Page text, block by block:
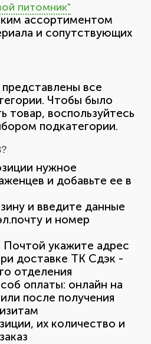
питомник"
ассортиментом
и сопутствующих
все
Чтобы было
товар, воспользуйтесь
подкатегории.
нужное
и добавьте ее в
и введите данные
и номер
Почтой укажите адрес
доставке ТК Сдэк -
отделения
оплаты: онлайн на
после получения
их количество и